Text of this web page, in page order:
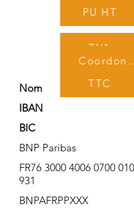
PU HT
TVA
TTC
Nom
IBAN
BIC
BNP Paribas
FR76 3000 4006 0700
931
BNPAFRPPXXX